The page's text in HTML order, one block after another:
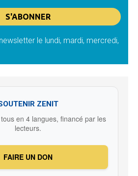
le lundi, mardi, mercredi,
ZENIT
en 4 langues, financé par les
lecteurs.
FAIRE UN DON